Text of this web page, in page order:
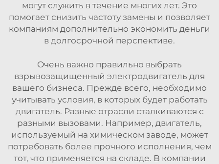
могут служить в течение многих лет. Это
помогает снизить частоту замены и позволяет
компаниям дополнительно экономить деньги
в долгосрочной перспективе.
Очень важно правильно выбрать
взрывозащищенный электродвигатель для
вашего бизнеса. Прежде всего, необходимо
учитывать условия, в которых будет работать
двигатель. Разные отрасли сталкиваются с
разными вызовами. Например, двигатель,
используемый на химическом заводе, может
потребовать более прочного исполнения, чем
тот, что применяется на складе. В компании